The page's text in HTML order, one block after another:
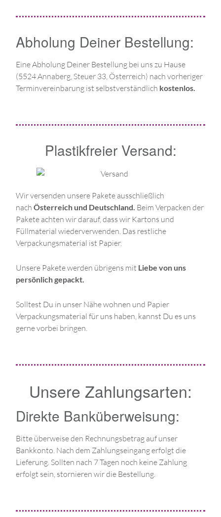
Abholung Deiner Bestellung:
Eine Abholung Deiner Bestellung bei uns zu Hause
(5524 Annaberg, Steuer 33, Österreich) nach vorheriger
Terminvereinbarung ist selbstverständlich kostenlos.
Plastikfreier Versand:
Wir versenden unsere Pakete ausschließlich
nach Österreich und Deutschland. Beim Verpacken der
Pakete achten wir darauf, dass wir Kartons und
Füllmaterial wiederverwenden. Das restliche
Verpackungsmaterial ist Papier.
Unsere Pakete werden übrigens mit Liebe von uns
persönlich gepackt.
Solltest Du in unser Nähe wohnen und Papier
Verpackungsmaterial für uns haben, kannst Du es uns
gerne vorbei bringen.
Unsere Zahlungsarten:
Direkte Banküberweisung:
Bitte überweise den Rechnungsbetrag auf unser
Bankkonto. Nach dem Zahlungseingang erfolgt die
Lieferung. Sollten nach 7 Tagen noch keine Zahlung
erfolgt sein, stornieren wir die Bestellung.